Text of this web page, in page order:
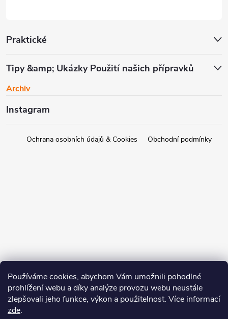
Používáme cookies, abychom Vám umožnili pohodlné
prohlížení webu a díky analýze provozu webu neustále
zlepšovali jeho funkce, výkon a použitelnost. Více informací
zde.
Praktické
Tipy &amp; Ukázky Použití našich přípravků
Archiv
Instagram
Ochrana osobních údajů & Cookies Obchodní podmínky